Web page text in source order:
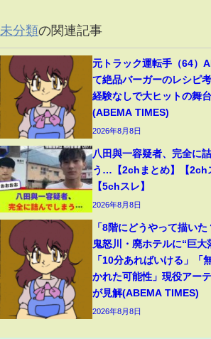
未分類の関連記事
元トラック運転手（64）
て絶品バーガーのレシピ
経験なしで大ヒットの舞
(ABEMA TIMES)
2026年8月8日
八田與一容疑者、完全に
う…【2chまとめ】【2ch
【5chスレ】
2026年8月8日
「8階にどうやって描いた
鬼怒川・廃ホテルに“巨大
「10分あればいける」「
かれた可能性」現役アー
が見解(ABEMA TIMES)
2026年8月8日